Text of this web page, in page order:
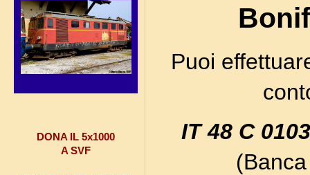
DONA IL 5x1000
A SVF
Puoi
IT 48 C